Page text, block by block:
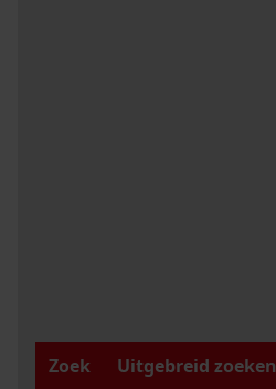
Zoek
Uitgebreid zoeken